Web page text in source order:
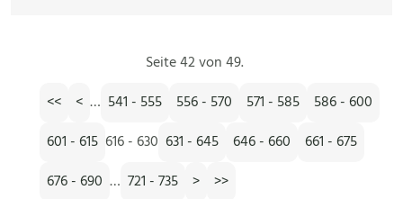
Seite 42 von 49.
<<
< … 541 - 555 556 - 570 571 - 585
586 - 600
601 - 615 616 - 630 631 - 645 646 - 660
661 - 675
676 - 690 … 721 - 735 > >>